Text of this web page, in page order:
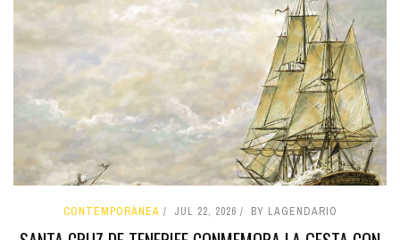
CONTEMPORÁNEA JUL 22, 2026 BY LAGENDARIO